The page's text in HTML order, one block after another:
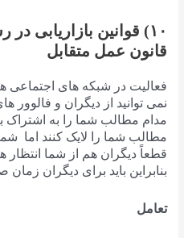
۱۰) قوانین بازاریابی
قانون عمل متقابل
فعالیت در شبکه های اجتماعی
نمی توانید از دیگران و فالوور
مدام مطالب شما را به اشتراک
مطالب شما را لایک کنند اما
قطعاً دیگران هم از شما
بنابراین باید برای دیگران
تعامل